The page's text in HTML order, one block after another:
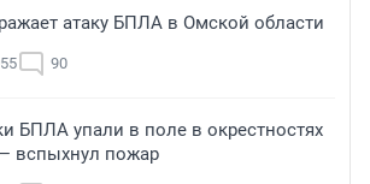
атаку БПЛА в Омской области
90
БПЛА упали в поле в окрестностях
вспыхнул пожар